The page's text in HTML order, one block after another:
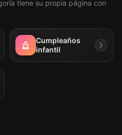
tiene su propia página con
Cumpleaños
infantil